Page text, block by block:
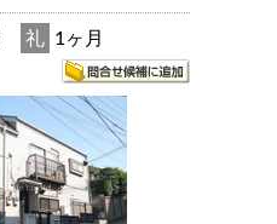
礼 1ヶ月